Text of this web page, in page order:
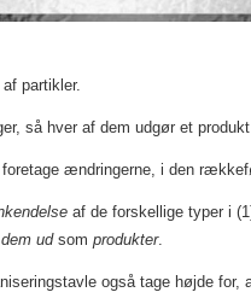
partikler.
så hver af dem udgør et
foretage ændringerne, i den
af de forskellige typer i
ud som produkter.
også tage højde for,